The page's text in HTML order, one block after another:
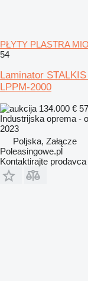
PŁYTY PLASTRA
54
Laminator
LPPM-2000
134.000 €
Industrijska oprema -
2023
Poljska, Załącze
Poleasingowe.pl
Kontaktirajte prodavca